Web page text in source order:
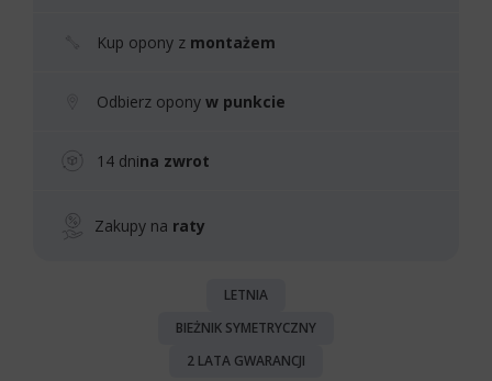
Kup opony z montażem
Odbierz opony w punkcie
14 dnina zwrot
Zakupy na raty
LETNIA
BIEŻNIK SYMETRYCZNY
2 LATA GWARANCJI